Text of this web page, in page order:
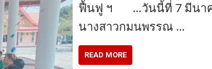
ฟื้นฟู ฯ …วันนี้ที่ 7 มีนาค
นางสาวกมนพรรณ …
READ MORE